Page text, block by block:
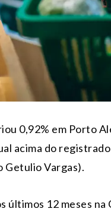
0,92% em Porto
acima do registrado
Getulio Vargas).
últimos 12 meses na